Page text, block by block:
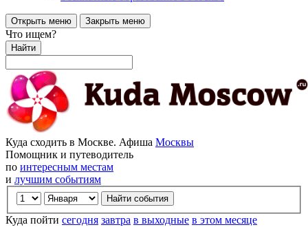
Открыть меню Закрыть меню
Что ищем?
Найти
Куда сходить в Москве. Афиша Москвы
Помощник и путеводитель
по интересным местам
и лучшим событиям
Куда пойти сегодня завтра в выходные в этом месяце